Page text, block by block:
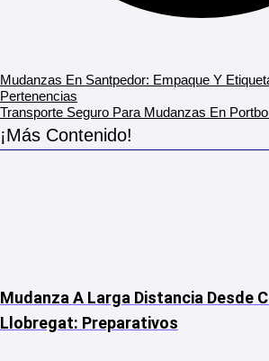
Mudanzas En Santpedor: Empaque Y
Pertenencias
Transporte Seguro Para Mudanzas En
¡Más Contenido!
Mudanza A Larga Distancia Desde
Llobregat: Preparativos